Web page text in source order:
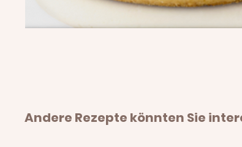
Andere Rezepte könnten Sie